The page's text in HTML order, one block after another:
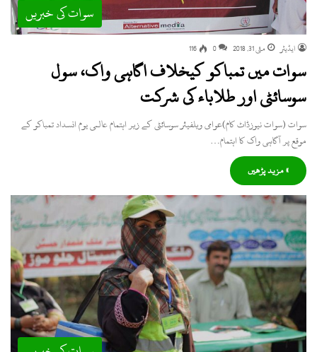
سوات کی خبریں
ایڈیٹر مئی 31, 2018 0
116
سوات میں تمباکو کیخلاف اگاہی واک، سول
سوسائٹی اور طلاباء کی شرکت
سوات (سوات نیوزڈاٹ کام)عوامی ویلفیئر سوسائٹی کے زیر اہتمام عالمی یوم انسداد تمباکو کے
موقع پر آگاہی واک کا اہتمام…
» مزید پڑھیں